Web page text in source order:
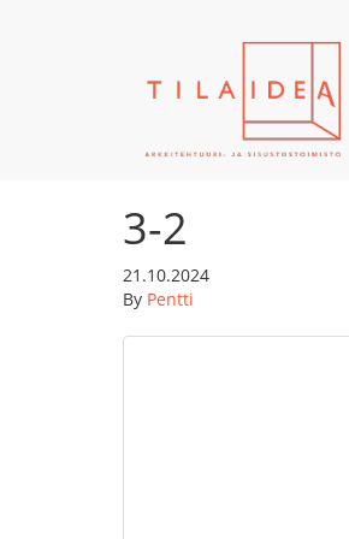
3-2
21.10.2024
By Pentti